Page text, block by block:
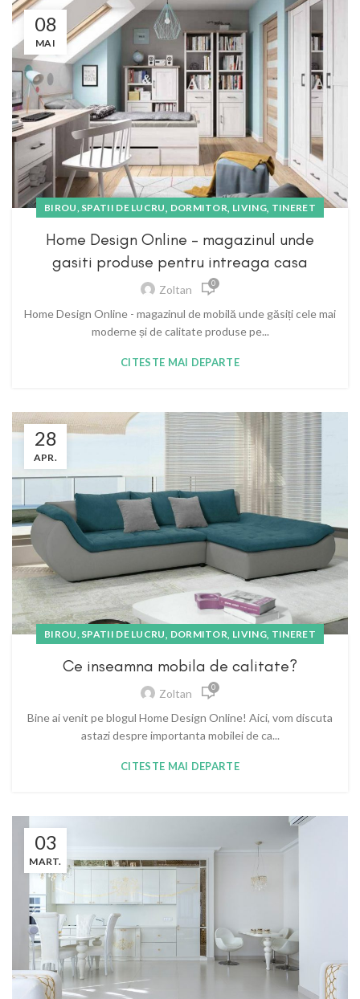
08
MAI
BIROU, SPATII DE LUCRU, DORMITOR, LIVING, TINERET
Home Design Online – magazinul unde
gasiti produse pentru intreaga casa
Zoltan 0
Home Design Online - magazinul de mobilă unde găsiți cele mai
moderne și de calitate produse pe...
CITESTE MAI DEPARTE
28
APR.
BIROU, SPATII DE LUCRU, DORMITOR, LIVING, TINERET
Ce inseamna mobila de calitate?
Zoltan 0
Bine ai venit pe blogul Home Design Online! Aici, vom discuta
astazi despre importanta mobilei de ca...
CITESTE MAI DEPARTE
03
MART.